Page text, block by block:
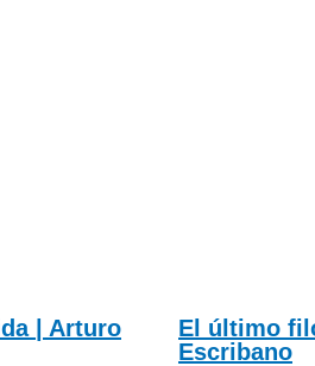
| Arturo
El último
Escribano